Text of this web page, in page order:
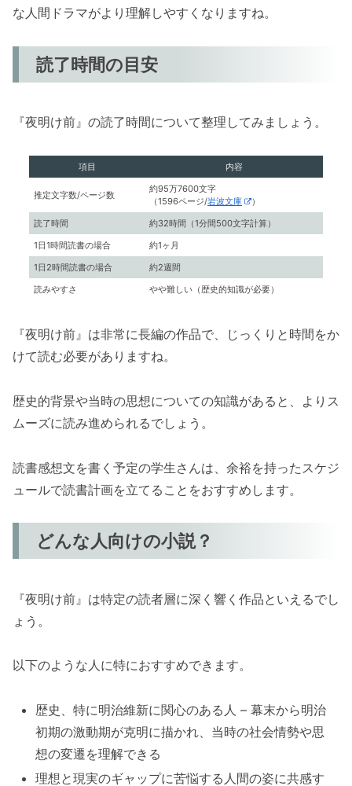
な人間ドラマがより理解しやすくなりますね。
読了時間の目安
『夜明け前』の読了時間について整理してみましょう。
項目 内容
推定文字数/ページ数
約95万7600文字
（1596ページ/岩波文庫
）
読了時間
約32時間（1分間500文字計算）
1日1時間読書の場合
約1ヶ月
1日2時間読書の場合
約2週間
読みやすさ
やや難しい（歴史的知識が必要）
『夜明け前』は非常に長編の作品で、じっくりと時間をか
けて読む必要がありますね。
歴史的背景や当時の思想についての知識があると、よりス
ムーズに読み進められるでしょう。
読書感想文を書く予定の学生さんは、余裕を持ったスケジ
ュールで読書計画を立てることをおすすめします。
どんな人向けの小説？
『夜明け前』は特定の読者層に深く響く作品といえるでし
ょう。
以下のような人に特におすすめできます。
歴史、特に明治維新に関心のある人 – 幕末から明治
初期の激動期が克明に描かれ、当時の社会情勢や思
想の変遷を理解できる
理想と現実のギャップに苦悩する人間の姿に共感す